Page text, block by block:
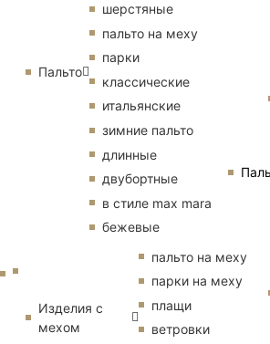
Пальто
шерстяные
пальто на меху
парки
классические
итальянские
зимние пальто
длинные
двубортные
в стиле max mara
бежевые
Изделия с
мехом
пальто на меху
парки на меху
плащи
ветровки